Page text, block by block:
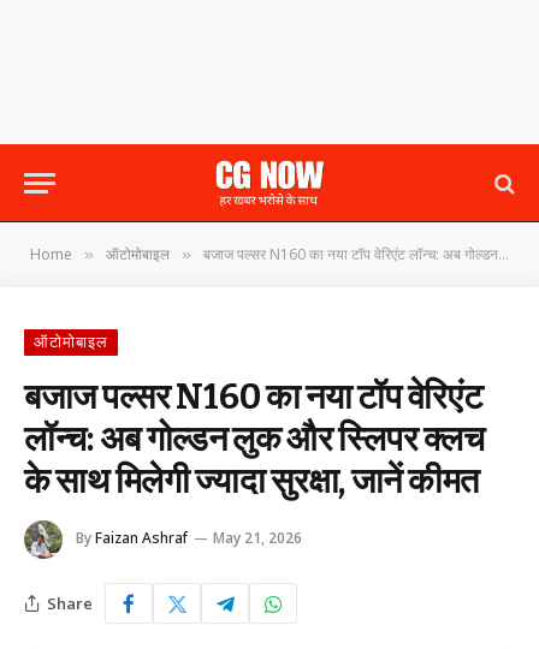
Home » ऑटोमोबाइल » बजाज पल्सर N160 का नया टॉप वेरिएंट लॉन्च: अब गोल्डन लुक और स्लिपर क्लच के साथ मिलेगी ज्यादा सुरक्षा, जानें कीमत
ऑटोमोबाइल
बजाज पल्सर N160 का नया टॉप वेरिएंट
लॉन्च: अब गोल्डन लुक और स्लिपर क्लच
के साथ मिलेगी ज्यादा सुरक्षा, जानें कीमत
ByFaizan Ashraf May 21, 2026
Share